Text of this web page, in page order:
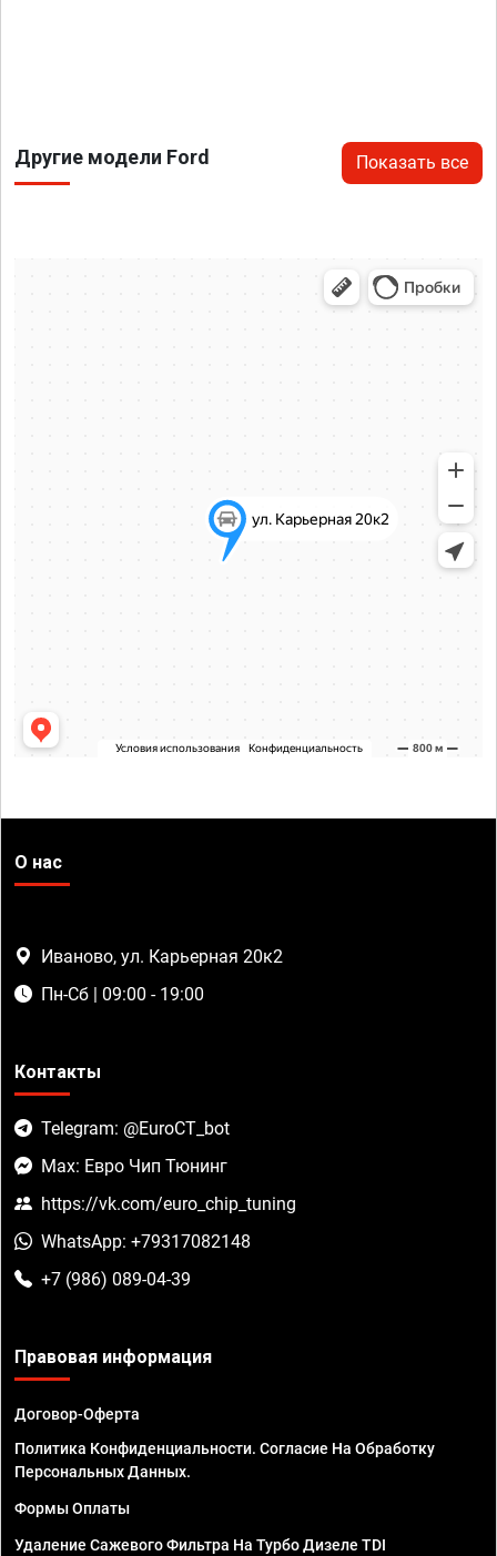
Другие модели Ford Показать все
О нас
Иваново, ул. Карьерная 20к2
Пн-Сб | 09:00 - 19:00
Контакты
Telegram: @EuroCT_bot
Max: Евро Чип Тюнинг
https://vk.com/euro_chip_tuning
WhatsApp: +79317082148
+7 (986) 089-04-39
Правовая информация
Договор-Оферта
Политика Конфиденциальности. Согласие На Обработку
Персональных Данных.
Формы Оплаты
Удаление Сажевого Фильтра На Турбо Дизеле TDI